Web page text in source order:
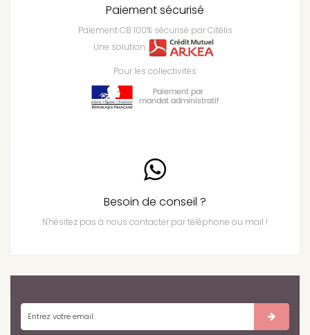
Paiement sécurisé
Paiement CB 100% sécurisé par Citélis
Une solution
Pour les collectivités
Besoin de conseil ?
N'hésitez pas à nous contacter par téléphone ou mail !